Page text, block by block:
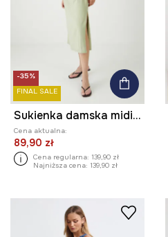
-35%
FINAL SALE
Sukienka damska midi gładka kolor zielony
Cena aktualna:
89,90 zł
Cena regularna: 139,90 zł
Najniższa cena: 139,90 zł